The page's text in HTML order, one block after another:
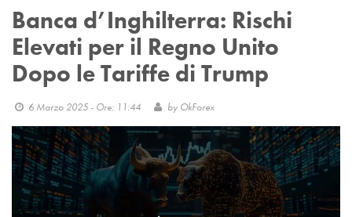
Banca d’Inghilterra: Rischi
Elevati per il Regno Unito
Dopo le Tariffe di Trump
6 Marzo 2025 - Ore: 11:44 by OkForex